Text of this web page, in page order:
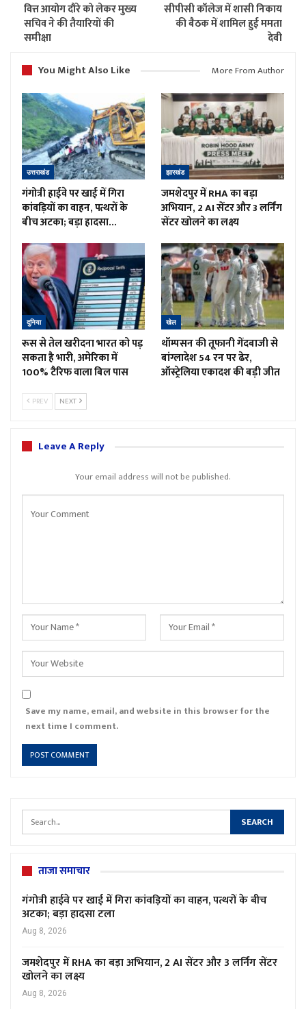
वित्त आयोग दौरे को लेकर मुख्य
सचिव ने की तैयारियों की
समीक्षा
सीपीसी कॉलेज में शासी निकाय
की बैठक में शामिल हुई ममता
देवी
You Might Also Like
More From Author
उत्तराखंड
गंगोत्री हाईवे पर खाई में गिरा
कांवड़ियों का वाहन, पत्थरों के
बीच अटका; बड़ा हादसा…
झारखंड
जमशेदपुर में RHA का बड़ा
अभियान, 2 AI सेंटर और 3 लर्निंग
सेंटर खोलने का लक्ष्य
दुनिया
रूस से तेल खरीदना भारत को पड़
सकता है भारी, अमेरिका में
100% टैरिफ वाला बिल पास
खेल
थॉम्पसन की तूफानी गेंदबाजी से
बांग्लादेश 54 रन पर ढेर,
ऑस्ट्रेलिया एकादश की बड़ी जीत
PREV NEXT
Leave A Reply
Your email address will not be published.
Save my name, email, and website in this browser for the
next time I comment.
ताजा समाचार
गंगोत्री हाईवे पर खाई में गिरा कांवड़ियों का वाहन, पत्थरों के बीच
अटका; बड़ा हादसा टला
Aug 8, 2026
जमशेदपुर में RHA का बड़ा अभियान, 2 AI सेंटर और 3 लर्निंग सेंटर
खोलने का लक्ष्य
Aug 8, 2026